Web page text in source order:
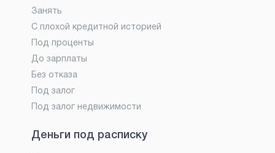
Занять
С плохой кредитной историей
Под проценты
До зарплаты
Без отказа
Под залог
Под залог недвижимости
Деньги под расписку